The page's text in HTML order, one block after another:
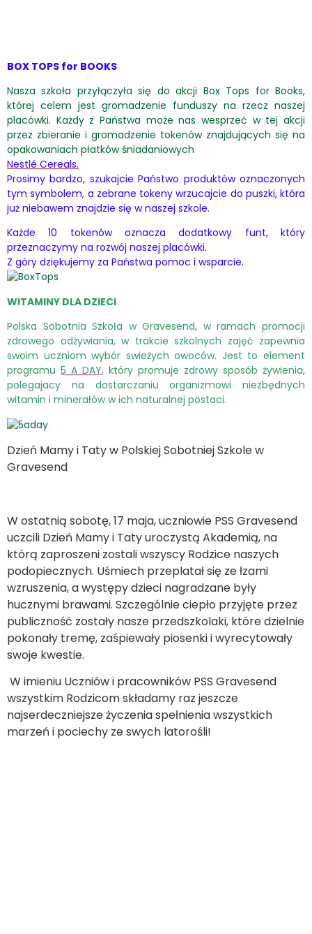
BOX TOPS for BOOKS
Nasza szkoła przyłączyła się do akcji Box Tops for Books,
której celem jest gromadzenie funduszy na rzecz naszej
placówki. Każdy z Państwa może nas wesprzeć w tej akcji
przez zbieranie i gromadzenie tokenów znajdujących się na
opakowaniach płatków śniadaniowych
Nestlé Cereals.
Prosimy bardzo, szukajcie Państwo produktów oznaczonych
tym symbolem, a zebrane tokeny wrzucajcie do puszki, która
już niebawem znajdzie się w naszej szkole.
Każde 10 tokenów oznacza dodatkowy funt, który
przeznaczymy na rozwój naszej placówki.
Z góry dziękujemy za Państwa pomoc i wsparcie.
WITAMINY DLA DZIECI
Polska Sobotnia Szkoła w Gravesend, w ramach promocji
zdrowego odżywiania, w trakcie szkolnych zajęć zapewnia
swoim uczniom wybór swieżych owoców. Jest to element
programu 5 A DAY, który promuje zdrowy sposób żywienia,
polegajacy na dostarczaniu organizmowi niezbędnych
witamin i minerałów w ich naturalnej postaci.
Dzień Mamy i Taty w Polskiej Sobotniej Szkole w
Gravesend
W ostatnią sobotę, 17 maja, uczniowie PSS Gravesend
uczcili Dzień Mamy i Taty uroczystą Akademią, na
którą zaproszeni zostali wszyscy Rodzice naszych
podopiecznych. Uśmiech przeplatał się ze łzami
wzruszenia, a występy dzieci nagradzane były
hucznymi brawami. Szczególnie ciepło przyjęte przez
publiczność zostały nasze przedszkolaki, które dzielnie
pokonały tremę, zaśpiewały piosenki i wyrecytowały
swoje kwestie.
W imieniu Uczniów i pracowników PSS Gravesend
wszystkim Rodzicom składamy raz jeszcze
najserdeczniejsze życzenia spełnienia wszystkich
marzeń i pociechy ze swych latorośli!